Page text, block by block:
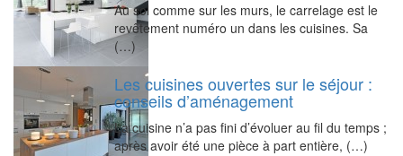
Au sol comme sur les murs, le carrelage est le
revêtement numéro un dans les cuisines. Sa
(…)
Les cuisines ouvertes sur le séjour :
conseils d’aménagement
La cuisine n’a pas fini d’évoluer au fil du temps ;
après avoir été une pièce à part entière, (…)